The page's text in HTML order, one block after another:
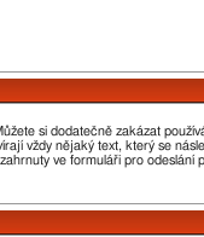
si dodatečně zakázat
vždy nějaký text, který se
ve formuláři pro